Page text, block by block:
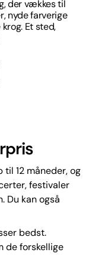
der vækkes til
nyde farverige
Et sted,
12 måneder, og
festivaler
Du kan også
bedst.
de forskellige